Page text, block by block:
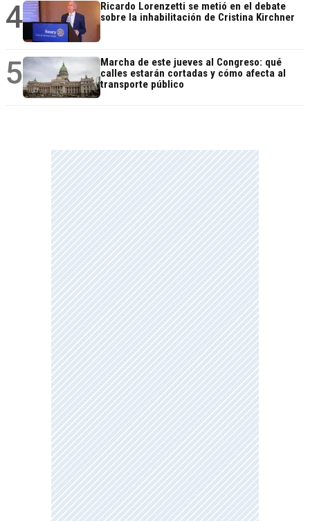
4
Ricardo Lorenzetti se metió en el debate
sobre la inhabilitación de Cristina Kirchner
5
Marcha de este jueves al Congreso: qué
calles estarán cortadas y cómo afecta al
transporte público